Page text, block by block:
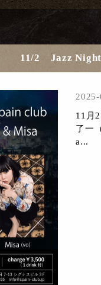
11/2 Jazz
11月
了一
a...